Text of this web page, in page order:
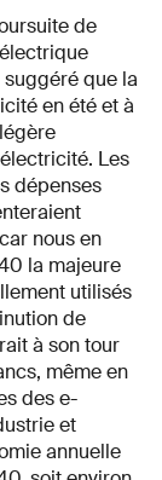
de
que la
en été et à
Les
dépenses
nous en
la majeure
utilisés
de
à son tour
même en
des e-
et
annuelle